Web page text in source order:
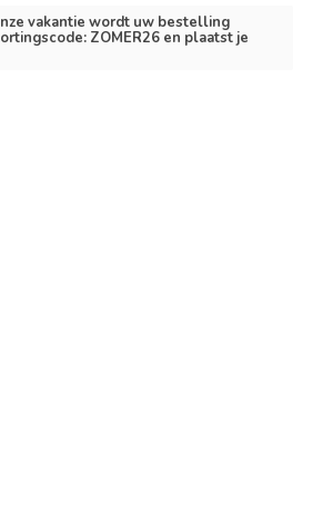
vakantie wordt uw bestelling
ZOMER26 en plaatst je